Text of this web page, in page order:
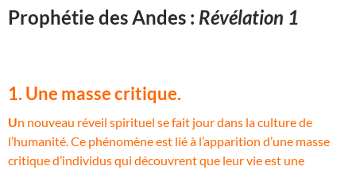
Prophétie des Andes : Révélation 1
1. Une masse critique.
Un nouveau réveil spirituel se fait jour dans la culture de
l’humanité. Ce phénomène est lié à l’apparition d’une masse
critique d’individus qui découvrent que leur vie est une